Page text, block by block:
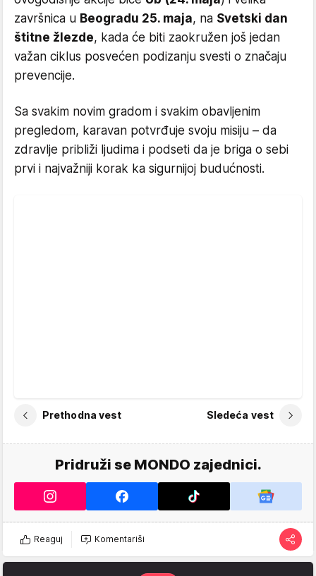
završnica u Beogradu 25. maja, na Svetski dan
štitne žlezde, kada će biti zaokružen još jedan
važan ciklus posvećen podizanju svesti o značaju
prevencije.
Sa svakim novim gradom i svakim obavljenim
pregledom, karavan potvrđuje svoju misiju – da
zdravlje približi ljudima i podseti da je briga o sebi
prvi i najvažniji korak ka sigurnijoj budućnosti.
Prethodna vest Sledeća vest
Pridruži se MONDO zajednici.
Reaguj Komentariši